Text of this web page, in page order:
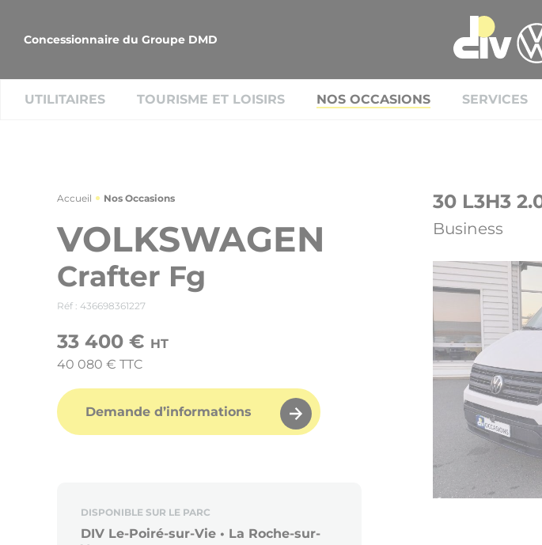
Concessionnaire du Groupe DMD
UTILITAIRES TOURISME ET LOISIRS NOS OCCASIONS SERVICES
Accueil Nos Occasions
VOLKSWAGEN
Crafter Fg
Réf : 436698361227
33 400 € HT
40 080 € TTC
Demande d’informations
DISPONIBLE SUR LE PARC
DIV Le-Poiré-sur-Vie • La Roche-sur-
30 L3H3
Business